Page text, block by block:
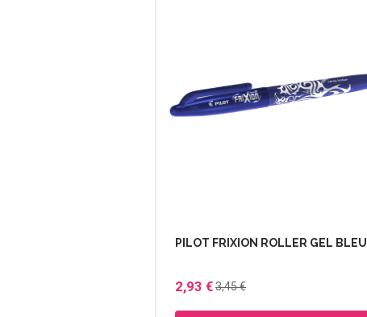
PILOT FRIXION ROLLER GEL BLEU
2,93 €3,45 €